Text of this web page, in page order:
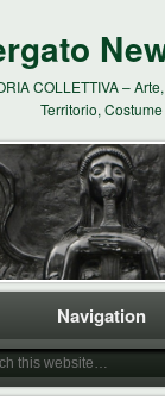
COLLETTIVA –
Territorio, Costume
Navigation